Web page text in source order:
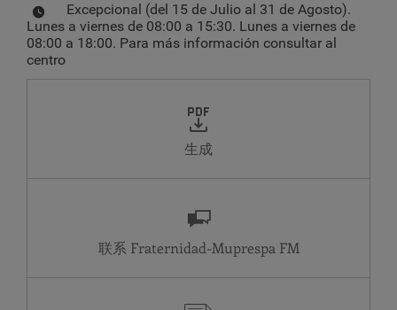
Excepcional (del 15 de Julio al 31 de Agosto).
Lunes a viernes de 08:00 a 15:30. Lunes a viernes de
08:00 a 18:00. Para más información consultar al
centro
生成
联系 Fraternidad-Muprespa